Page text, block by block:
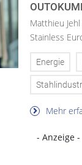
Matthieu
Stainless
Energie
Mehr
- Anzeige -